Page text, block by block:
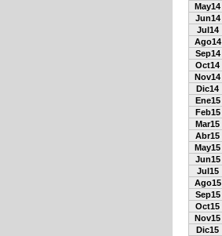
May14
Jun14
Jul14
Ago14
Sep14
Oct14
Nov14
Dic14
Ene15
Feb15
Mar15
Abr15
May15
Jun15
Jul15
Ago15
Sep15
Oct15
Nov15
Dic15